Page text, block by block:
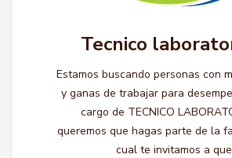
Tecnico
Estamos buscando personas con
y ganas de trabajar para
cargo de TECNICO
queremos que hagas parte de la
cual te invitamos a